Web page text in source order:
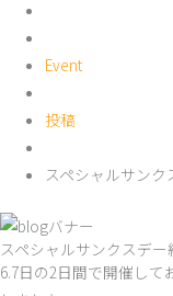
Event
投稿
スペシャルサン
スペシャルサンクスデー
6.7日の2日間で開催し